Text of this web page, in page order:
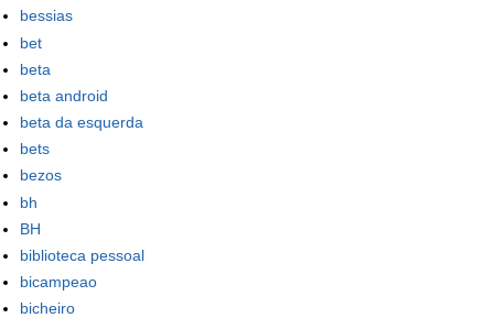
bessias
bet
beta
beta android
beta da esquerda
bets
bezos
bh
BH
biblioteca pessoal
bicampeao
bicheiro